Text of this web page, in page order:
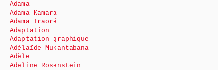
Adama
Adama Kamara
Adama Traoré
Adaptation
Adaptation graphique
Adélaïde Mukantabana
Adèle
Adeline Rosenstein